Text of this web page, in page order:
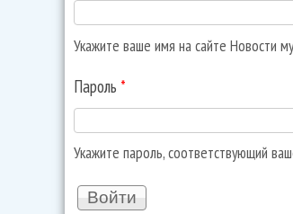
Укажите ваше имя на сайте Новости
Пароль *
Укажите пароль, соответствующий